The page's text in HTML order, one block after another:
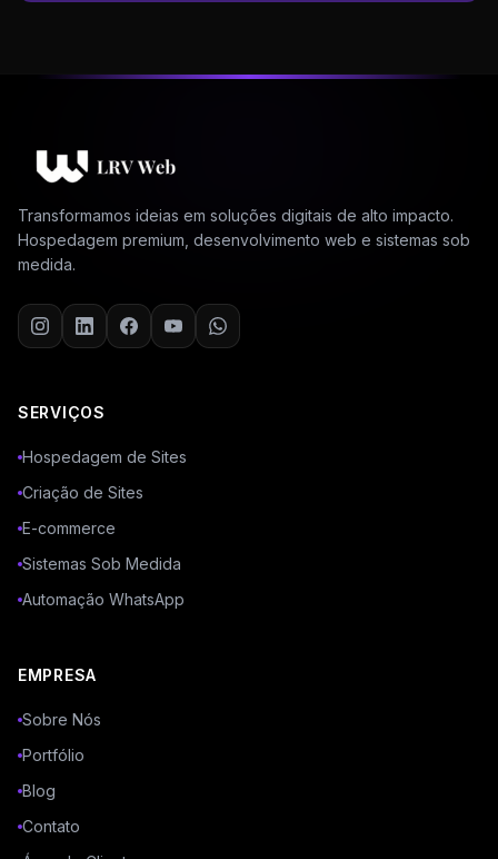
Transformamos ideias em soluções digitais de alto impacto.
Hospedagem premium, desenvolvimento web e sistemas sob
medida.
SERVIÇOS
Hospedagem de Sites
Criação de Sites
E-commerce
Sistemas Sob Medida
Automação WhatsApp
EMPRESA
Sobre Nós
Portfólio
Blog
Contato